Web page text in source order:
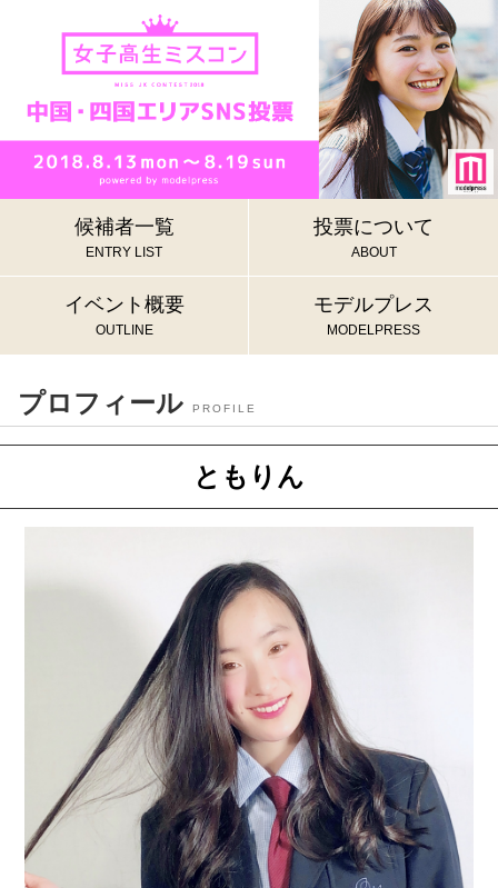
候補者一覧
ENTRY LIST
投票について
ABOUT
イベント概要
OUTLINE
モデルプレス
MODELPRESS
プロフィール PROFILE
ともりん